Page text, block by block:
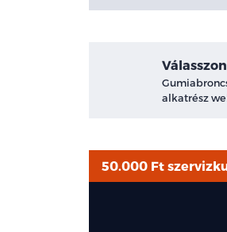
alkatrész
50.000 Ft